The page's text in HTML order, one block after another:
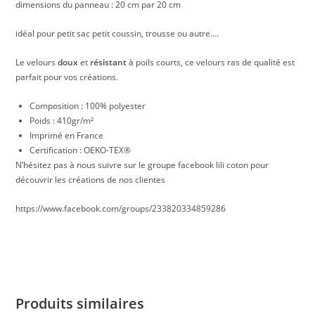
dimensions du panneau : 20 cm par 20 cm
idéal pour petit sac petit coussin, trousse ou autre….
Le veloursdouxet résistantà poils courts, ce velours ras de qualité est
parfait pour vos créations.
Composition : 100% polyester
Poids : 410gr/m²
Imprimé en France
Certification : OEKO-TEX®
N’hésitez pas à nous suivre sur le groupe facebook lili coton pour
découvrir les créations de nos clientes
https://www.facebook.com/groups/233820334859286
Produits similaires